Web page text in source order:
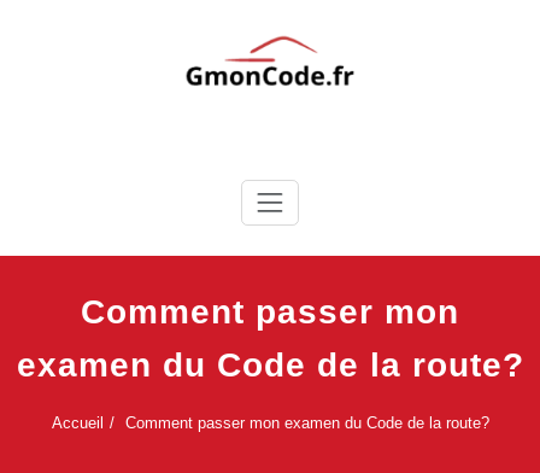
Comment passer mon
examen du Code de la route?
Accueil Comment passer mon examen du Code de la route?